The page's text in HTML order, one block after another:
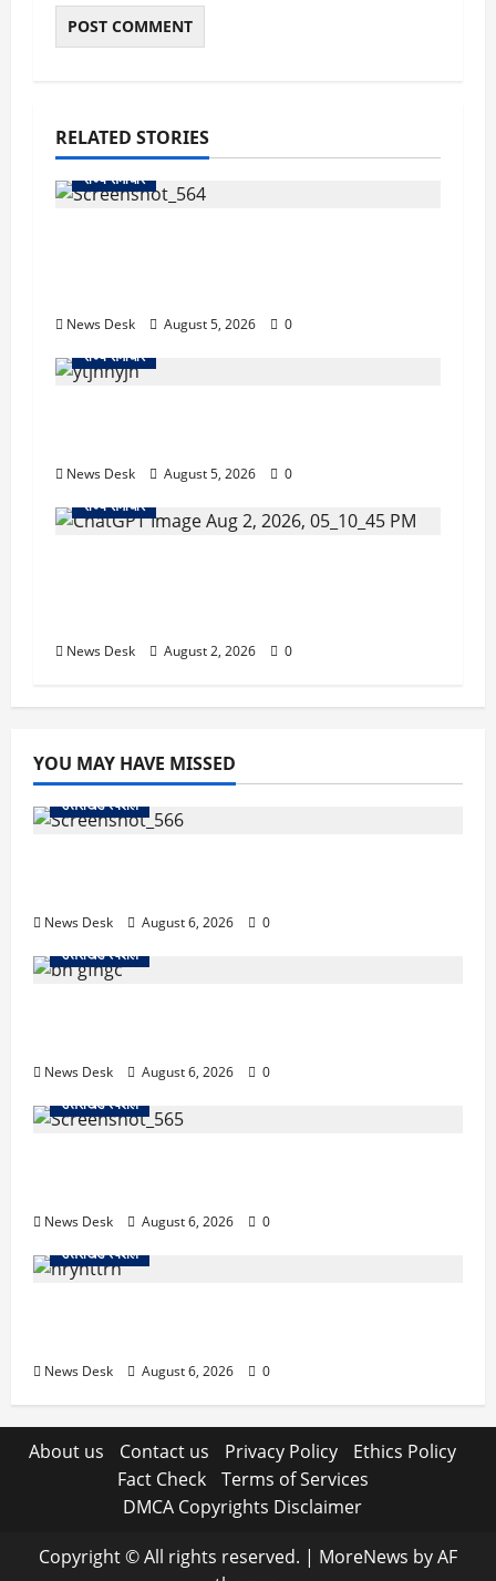
RELATED STORIES
राज्य समाचार
News Desk August 5, 2026
0
राज्य समाचार
News Desk August 5, 2026
0
राज्य समाचार
News Desk August 2, 2026 0
YOU MAY HAVE MISSED
उत्तराखंड स्पेशल
News Desk August 6, 2026
0
उत्तराखंड स्पेशल
News Desk August 6, 2026
0
उत्तराखंड स्पेशल
News Desk August 6, 2026
0
उत्तराखंड स्पेशल
News Desk August 6, 2026 0
About us Contact us Privacy Policy
Ethics Policy
Fact Check
Terms of Services
DMCA Copyrights Disclaimer
Copyright © All rights reserved. | MoreNews by AF